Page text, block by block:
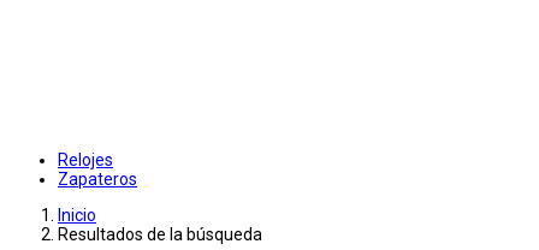
Relojes
Zapateros
Inicio
Resultados de la búsqueda